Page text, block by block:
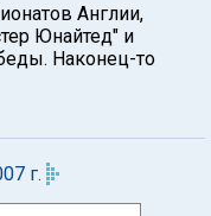
Англии,
Юнайтед" и
Наконец-то
г.